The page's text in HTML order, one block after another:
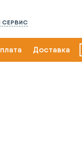
СЕРВИС
Доставка